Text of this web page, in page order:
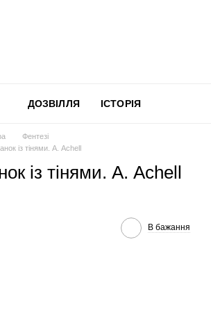
ДОЗВІЛЛЯ ІСТОРІЯ
Фентезі
із тінями. А. Achell
із тінями. А. Achell
В бажання